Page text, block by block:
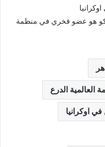
هو عضو فخري في منظمة
العالمية الدرع
اوكرانيا